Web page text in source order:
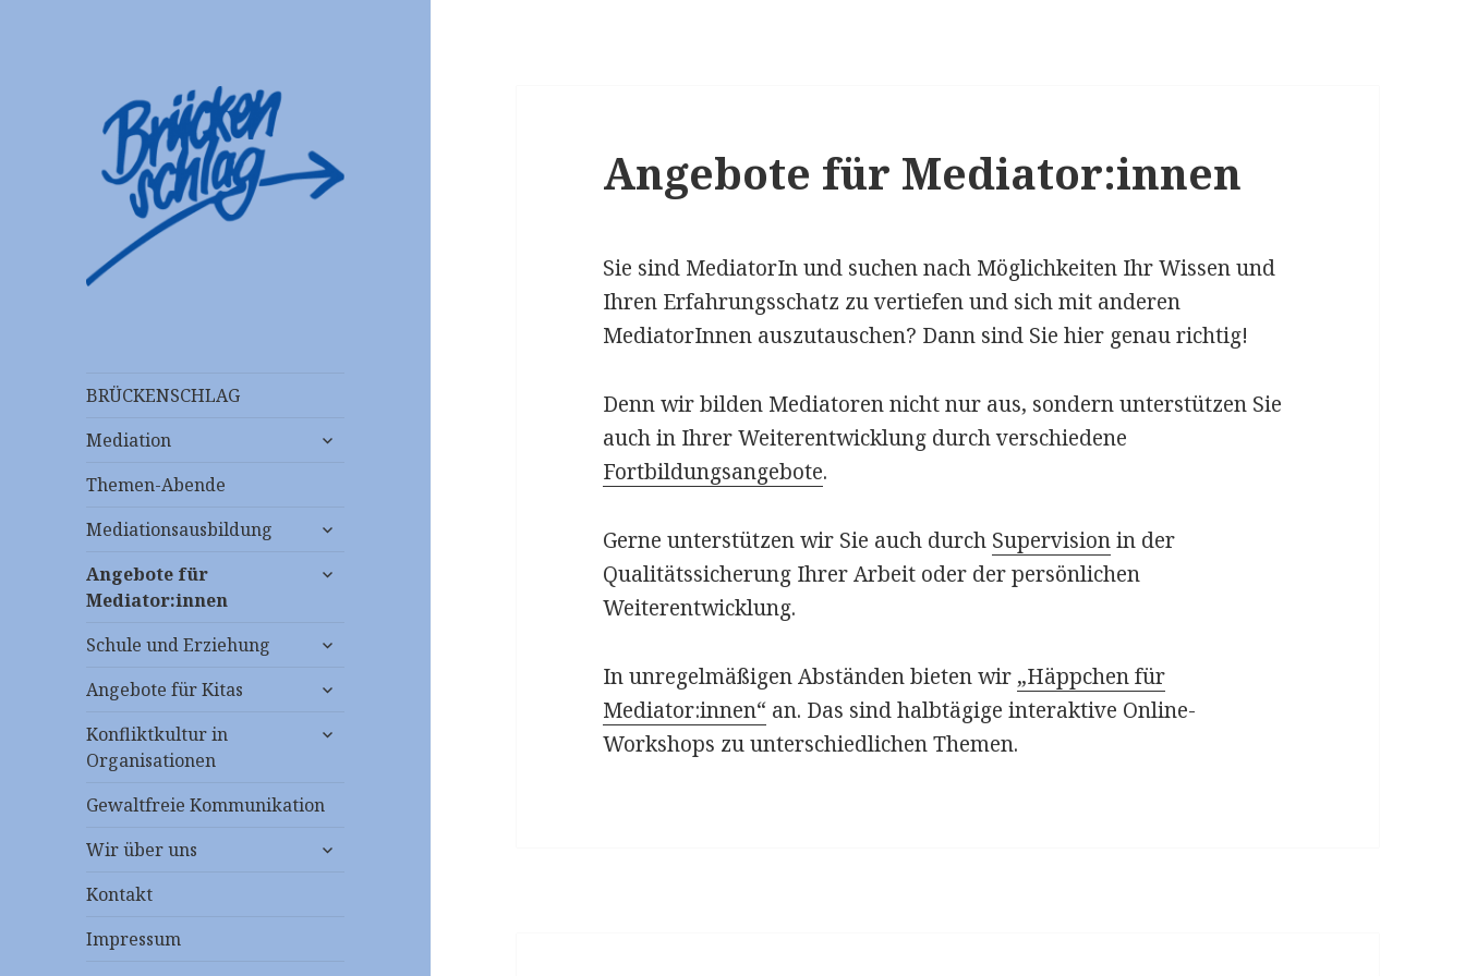
e.V.
BRÜCKENSCHLAG
Mediation
untermenü
Themen-Abende
Mediationsausbildung
untermenü
Angebote für
Mediator:innen
untermenü
Schule und Erziehung
untermenü
Angebote für Kitas
untermenü
Konfliktkultur in
Organisationen
untermenü
Gewaltfreie Kommunikation
Wir über uns
untermenü
Kontakt
Impressum
Angebote für Mediator:innen
Sie sind MediatorIn und suchen nach Möglichkeiten Ihr Wissen und
Ihren Erfahrungsschatz zu vertiefen und sich mit anderen
MediatorInnen auszutauschen? Dann sind Sie hier genau richtig!
Denn wir bilden Mediatoren nicht nur aus, sondern unterstützen Sie
auch in Ihrer Weiterentwicklung durch verschiedene
Fortbildungsangebote.
Gerne unterstützen wir Sie auch durch Supervisionin der
Qualitätssicherung Ihrer Arbeit oder der persönlichen
Weiterentwicklung.
In unregelmäßigen Abständen bieten wir „Häppchen für
Mediator:innen“ an. Das sind halbtägige interaktive Online-
Workshops zu unterschiedlichen Themen.